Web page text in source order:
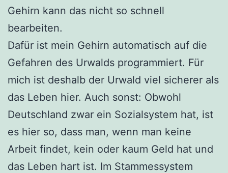
Gehirn kann das nicht so schnell
bearbeiten.
Dafür ist mein Gehirn automatisch auf die
Gefahren des Urwalds programmiert. Für
mich ist deshalb der Urwald viel sicherer als
das Leben hier. Auch sonst: Obwohl
Deutschland zwar ein Sozialsystem hat, ist
es hier so, dass man, wenn man keine
Arbeit findet, kein oder kaum Geld hat und
das Leben hart ist. Im Stammessystem